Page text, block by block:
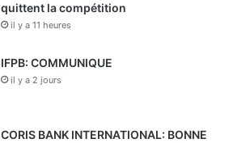
quittent la compétition
il y a 11 heures
IFPB: COMMUNIQUE
il y a 2 jours
CORIS BANK INTERNATIONAL: BONNE